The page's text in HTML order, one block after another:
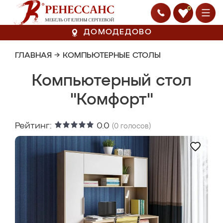
0
ДОМОДЕДОВО
ГЛАВНАЯ → КОМПЬЮТЕРНЫЕ СТОЛЫ
Компьютерный стол
"Комфорт"
Рейтинг: 0.0 (0 голосов)